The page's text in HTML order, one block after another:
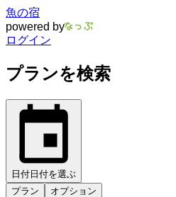
魚の宿
powered by
ログイン
プランを検索
日付 日付を選ぶ
プラン
オプション